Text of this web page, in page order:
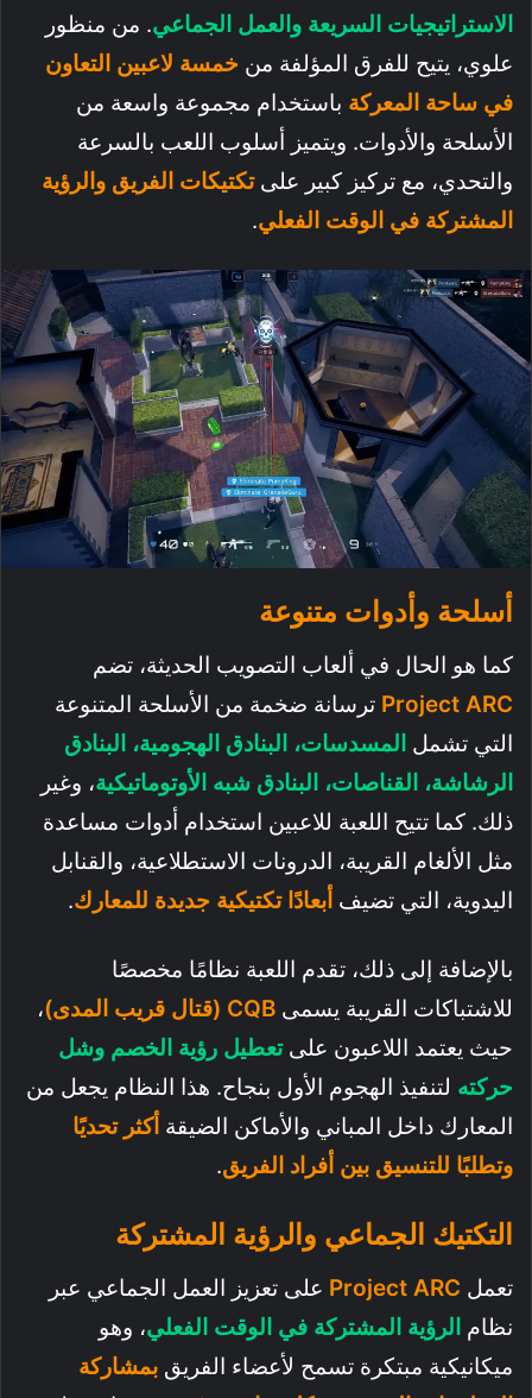
الاستراتيجيات السريعة والعمل الجماعي. من منظور
علوي، يتيح للفرق المؤلفة من خمسة لاعبين التعاون
في ساحة المعركة باستخدام مجموعة واسعة من
الأسلحة والأدوات. ويتميز أسلوب اللعب بالسرعة
والتحدي، مع تركيز كبير علىتكتيكات الفريق والرؤية
المشتركة في الوقت الفعلي.
أسلحة وأدوات متنوعة
كما هو الحال في ألعاب التصويب الحديثة، تضم
Project ARC ترسانة ضخمة من الأسلحة المتنوعة
التي تشمل المسدسات، البنادق الهجومية، البنادق
الرشاشة، القناصات، البنادق شبه الأوتوماتيكية، وغير
ذلك. كما تتيح اللعبة للاعبين استخدام أدوات مساعدة
مثل الألغام القريبة، الدرونات الاستطلاعية، والقنابل
اليدوية، التي تضيف أبعادًا تكتيكية جديدة للمعارك.
بالإضافة إلى ذلك، تقدم اللعبة نظامًا مخصصًا
للاشتباكات القريبة يسمى CQB (قتال قريب المدى)
،
حيث يعتمد اللاعبون علىتعطيل رؤية الخصم وشل
حركته لتنفيذ الهجوم الأول بنجاح. هذا النظام يجعل من
المعارك داخل المباني والأماكن الضيقة أكثر تحديًا
وتطلبًا للتنسيق بين أفراد الفريق.
التكتيك الجماعي والرؤية المشتركة
تعمل Project ARC على تعزيز العمل الجماعي عبر
نظام الرؤية المشتركة في الوقت الفعلي، وهو
ميكانيكية مبتكرة تسمح لأعضاء الفريق بمشاركة